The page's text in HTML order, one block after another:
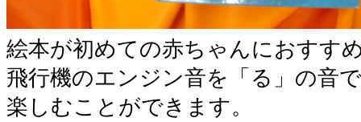
絵本が初めての赤ちゃんにおすす
飛行機のエンジン音を「る」の音
楽しむことができます。